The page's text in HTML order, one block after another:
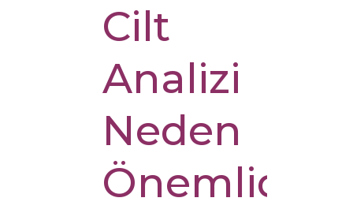
Cilt
Analizi
Neden
Önemlidir?